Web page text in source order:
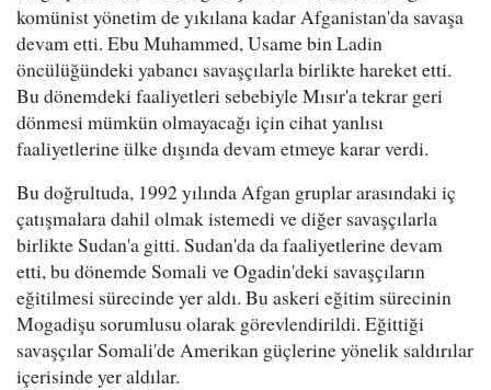
komünist yönetim de yıkılana kadar Afganistan'da savaşa
devam etti. Ebu Muhammed, Usame bin Ladin
öncülüğündeki yabancı savaşçılarla birlikte hareket etti.
Bu dönemdeki faaliyetleri sebebiyle Mısır'a tekrar geri
dönmesi mümkün olmayacağı için cihat yanlısı
faaliyetlerine ülke dışında devam etmeye karar verdi.
Bu doğrultuda, 1992 yılında Afgan gruplar arasındaki iç
çatışmalara dahil olmak istemedi ve diğer savaşçılarla
birlikte Sudan'a gitti. Sudan'da da faaliyetlerine devam
etti, bu dönemde Somali ve Ogadin'deki savaşçıların
eğitilmesi sürecinde yer aldı. Bu askeri eğitim sürecinin
Mogadişu sorumlusu olarak görevlendirildi. Eğittiği
savaşçılar Somali'de Amerikan güçlerine yönelik saldırılar
içerisinde yer aldılar.